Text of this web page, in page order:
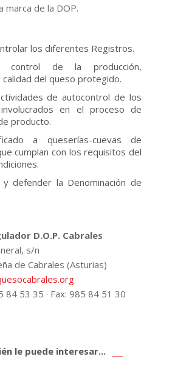
marca de la DOP.
los diferentes Registros.
control de la producción,
calidad del queso protegido.
de autocontrol de los
en el proceso de
producto.
a queserías-cuevas de
cumplan con los requisitos del
y defender la Denominación de
D.O.P. Cabrales
s/n
de Cabrales (Asturias)
84 53 35 · Fax: 985 84 51 30
le puede interesar...